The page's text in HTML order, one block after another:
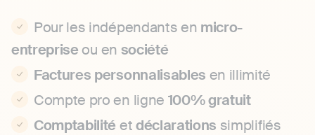
Pour les indépendants en micro-
entreprise ou en société
Factures personnalisables en illimité
Compte pro en ligne 100% gratuit
Comptabilité etdéclarations simplifiés